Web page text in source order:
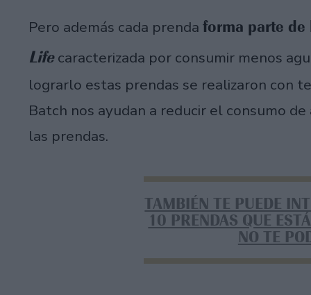
Pero además cada prenda forma parte de
Lifecaracterizada por consumir menos
lograrlo estas prendas se realizaron con
Batch nos ayudan a reducir el consumo
las prendas.
TAMBIÉN TE PUEDE
10 PRENDAS QUE
NO TE